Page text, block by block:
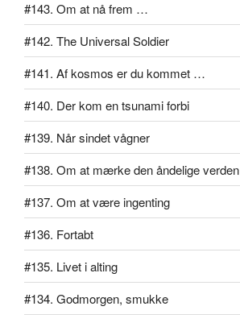
#143. Om at nå frem …
#142. The Universal Soldier
#141. Af kosmos er du kommet …
#140. Der kom en tsunami forbi
#139. Når sindet vågner
#138. Om at mærke den åndelige verden
#137. Om at være ingenting
#136. Fortabt
#135. Livet i alting
#134. Godmorgen, smukke